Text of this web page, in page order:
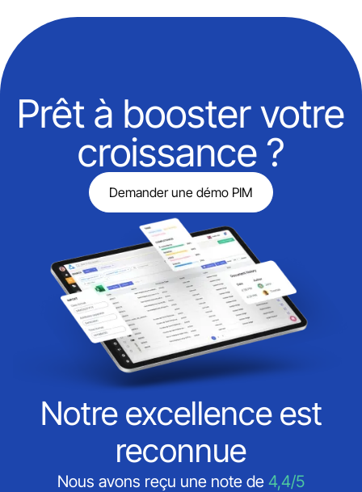
Prêt à booster votre
croissance ?
Demander une démo PIM
Notre excellence est
reconnue
Nous avons reçu une note de 4,4/5